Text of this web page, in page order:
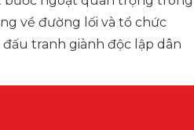
về đường lối và tổ chức
tranh giành độc lập dân